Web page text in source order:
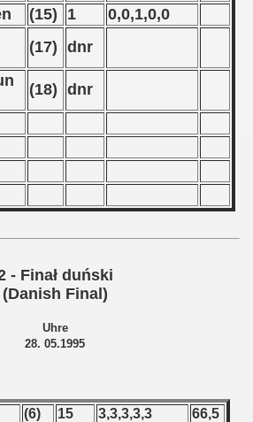
(15) 1
0,0,1,0,0
(17) dnr
(18) dnr
- Finał duński
(Danish Final)
Uhre
28. 05.1995
(6) 15 3,3,3,3,3
66,5